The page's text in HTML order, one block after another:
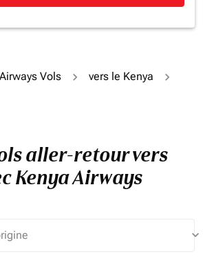
Vols
vers le Kenya
aller-retour vers
Kenya Airways
keyboard_arrow_down